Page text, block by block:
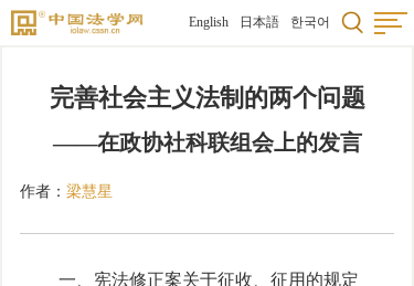
English 日本語 한국어
完善社会主义法制的两个问题
——在政协社科联组会上的发言
作者： 梁慧星
一、宪法修正案关于征收、征用的规定